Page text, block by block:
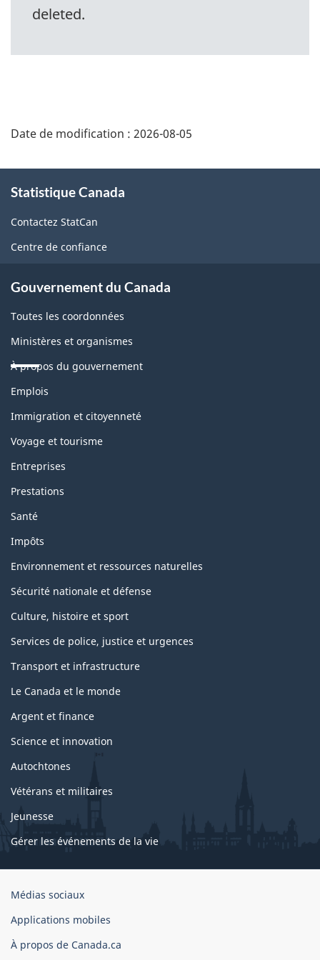
deleted.
Date de modification : 2026-08-05
propos
ce
Statistique Canada
Contactez StatCan
Centre de confiance
Gouvernement du Canada
Toutes les coordonnées
Ministères et organismes
À propos du gouvernement
Thèmes
sujets
Emplois
Immigration et citoyenneté
Voyage et tourisme
Entreprises
Prestations
Santé
Impôts
Environnement et ressources naturelles
Sécurité nationale et défense
Culture, histoire et sport
Services de police, justice et urgences
Transport et infrastructure
Le Canada et le monde
Argent et finance
Science et innovation
Autochtones
Vétérans et militaires
Jeunesse
Gérer les événements de la vie
Organisation
gouvernement
du
Canada
Médias sociaux
Applications mobiles
À propos de Canada.ca